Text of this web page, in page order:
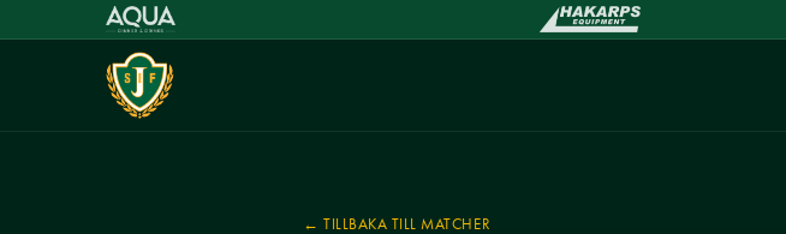
← TILLBAKA TILL MATCHER